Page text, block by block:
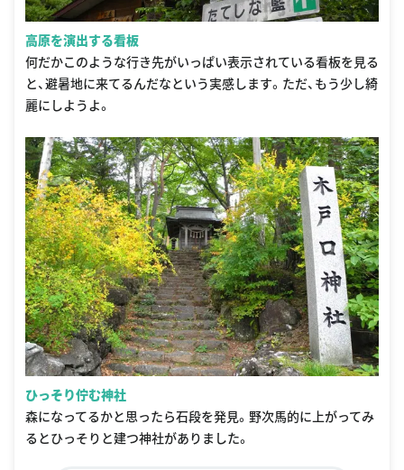
高原を演出する看板
何だかこのような行き先がいっぱい表示されている看板を見る
と、避暑地に来てるんだなという実感します。ただ、もう少し綺
麗にしようよ。
ひっそり佇む神社
森になってるかと思ったら石段を発見。野次馬的に上がってみ
るとひっそりと建つ神社がありました。